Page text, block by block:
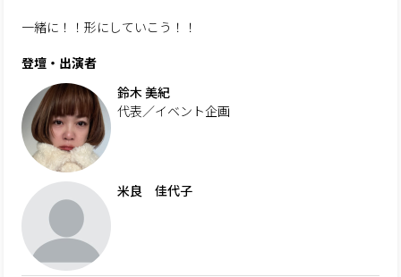
一緒に！！形にしていこう！！
登壇・出演者
鈴木 美紀
代表／イベント企画
米良 佳代子